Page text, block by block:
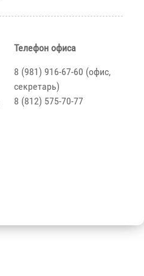
Телефон офиса
8 (981) 916-67-60 (офис,
секретарь)
8 (812) 575-70-77